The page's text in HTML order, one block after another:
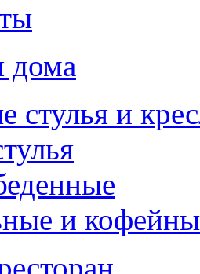
дома
стулья и
и